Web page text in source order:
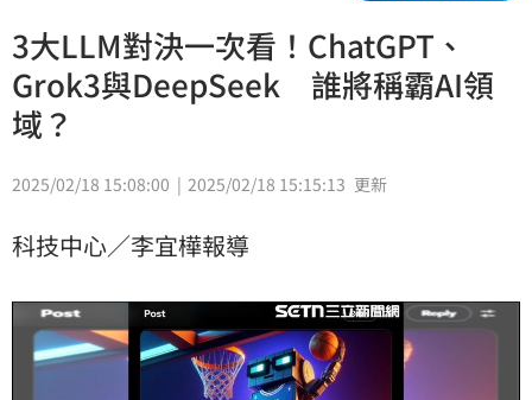
3大LLM對決一次看！ChatGPT、
Grok3與DeepSeek 誰將稱霸AI領
域？
2025/02/18 15:08:00 2025/02/18 15:15:13 更新
科技中心／李宜樺報導